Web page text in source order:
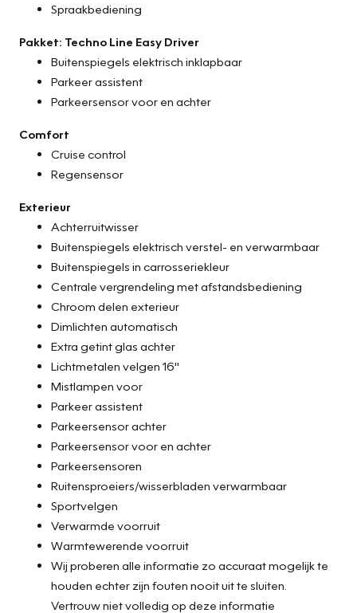
Spraakbediening
Pakket: Techno Line Easy Driver
Buitenspiegels elektrisch inklapbaar
Parkeer assistent
Parkeersensor voor en achter
Comfort
Cruise control
Regensensor
Exterieur
Achterruitwisser
Buitenspiegels elektrisch verstel- en verwarmbaar
Buitenspiegels in carrosseriekleur
Centrale vergrendeling met afstandsbediening
Chroom delen exterieur
Dimlichten automatisch
Extra getint glas achter
Lichtmetalen velgen 16"
Mistlampen voor
Parkeer assistent
Parkeersensor achter
Parkeersensor voor en achter
Parkeersensoren
Ruitensproeiers/wisserbladen verwarmbaar
Sportvelgen
Verwarmde voorruit
Warmtewerende voorruit
Wij proberen alle informatie zo accuraat mogelijk te
houden echter zijn fouten nooit uit te sluiten.
Vertrouw niet volledig op deze informatie